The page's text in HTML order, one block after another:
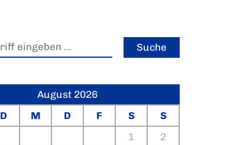
August 2026
D M D F S
S
1
2